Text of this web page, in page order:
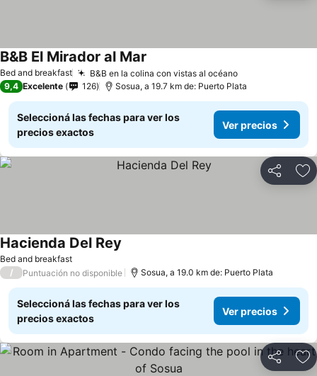
Bed and breakfast B&B en la colina con vistas al océano
B&B El Mirador al Mar
9,4 Excelente 126 Sosua, a 19.7 km de: Puerto Plata
Seleccioná las fechas para ver los
precios exactos
Ver precios
Compartir
Bed and breakfast
Hacienda Del Rey
/ Puntuación no disponible Sosua, a 19.0 km de: Puerto Plata
Seleccioná las fechas para ver los
precios exactos
Ver precios
Compartir